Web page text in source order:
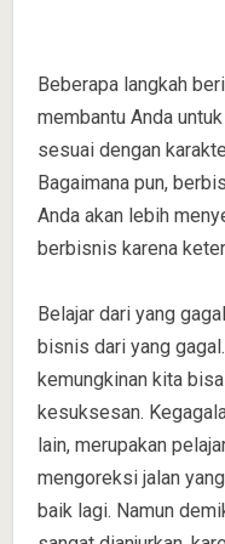
Beberapa langkah
membantu Anda
sesuai dengan
Bagaimana pun,
Anda akan lebih
berbisnis karena
Belajar dari yang
bisnis dari yang
kemungkinan kita
kesuksesan.
lain, merupakan
mengoreksi jalan
baik lagi. Namun